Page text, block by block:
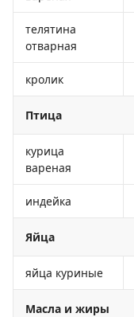
телятина
отварная
кролик
Птица
курица
вареная
индейка
Яйца
яйца куриные
Масла и жиры